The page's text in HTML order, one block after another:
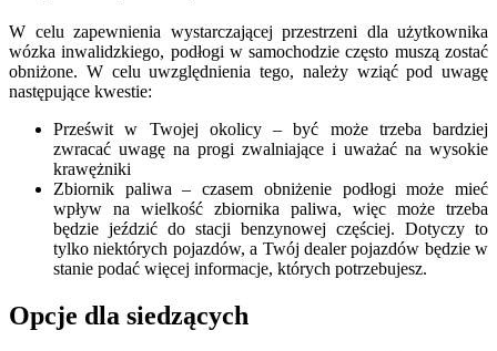
W celu zapewnienia wystarczającej przestrzeni dla użytkownika
wózka inwalidzkiego, podłogi w samochodzieczęsto muszą zostać
obniżone. W celu uwzględnienia tego, należy wziąć pod uwagę
następujące kwestie:
Prześwit w Twojej okolicy – być może trzeba bardziej
zwracać uwagę na progi zwalniające i uważać na wysokie
krawężniki
Zbiornik paliwa – czasem obniżenie podłogi może mieć
wpływ na wielkość zbiornika paliwa, więc może trzeba
będzie jeździć do stacji benzynowej częściej. Dotyczy to
tylko niektórych pojazdów, a Twój dealer pojazdów będzie w
stanie podać więcej informacje, których potrzebujesz.
Opcje dla siedzących